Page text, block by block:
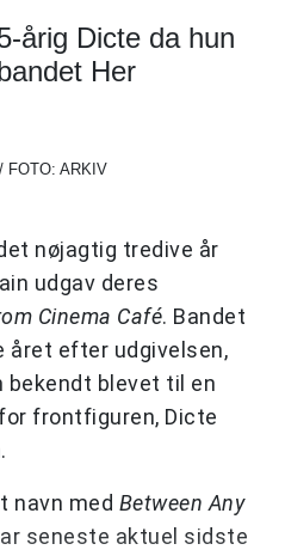
årig Dicte da hun
Her
/ FOTO: ARKIV
nøjagtig tredive år
udgav deres
Cinema Café. Bandet
året efter udgivelsen,
bekendt blevet til en
frontfiguren, Dicte
navn med Between Any
seneste aktuel sidste